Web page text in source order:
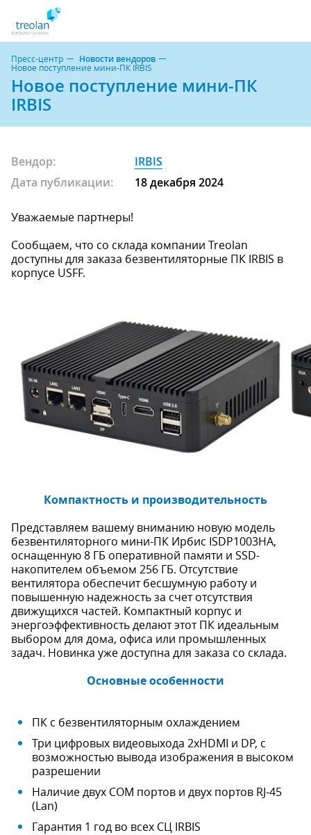
Пресс-центр Новости вендоров
Новое поступление мини-ПК IRBIS
Новое поступление мини-ПК
IRBIS
Вендор:
IRBIS
Дата публикации:
18 декабря 2024
Уважаемые партнеры!
Сообщаем, что со склада компании Treolan
доступны для заказа безвентиляторные ПК IRBIS в
корпусе USFF.
Компактность и производительность
Представляем вашему вниманию новую модель
безвентиляторного мини-ПК Ирбис ISDP1003HA,
оснащенную 8 ГБ оперативной памяти и SSD-
накопителем объемом 256 ГБ. Отсутствие
вентилятора обеспечит бесшумную работу и
повышенную надежность за счет отсутствия
движущихся частей. Компактный корпус и
энергоэффективность делают этот ПК идеальным
выбором для дома, офиса или промышленных
задач. Новинка уже доступна для заказа со склада.
Основные особенности
ПК с безвентиляторным охлаждением
Три цифровых видеовыхода 2xHDMI и DP, с
возможностью вывода изображения в высоком
разрешении
Наличие двух COM портов и двух портов RJ-45
(Lan)
Гарантия 1 год во всех СЦ IRBIS